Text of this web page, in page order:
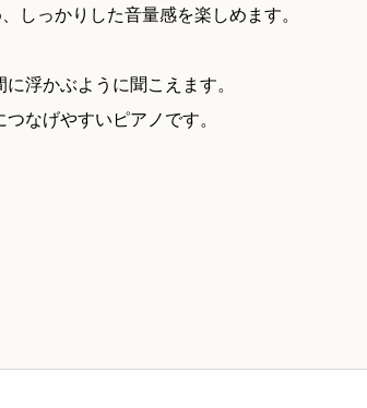
しっかりした音量感を楽しめます。
浮かぶように聞こえます。
なげやすいピアノです。